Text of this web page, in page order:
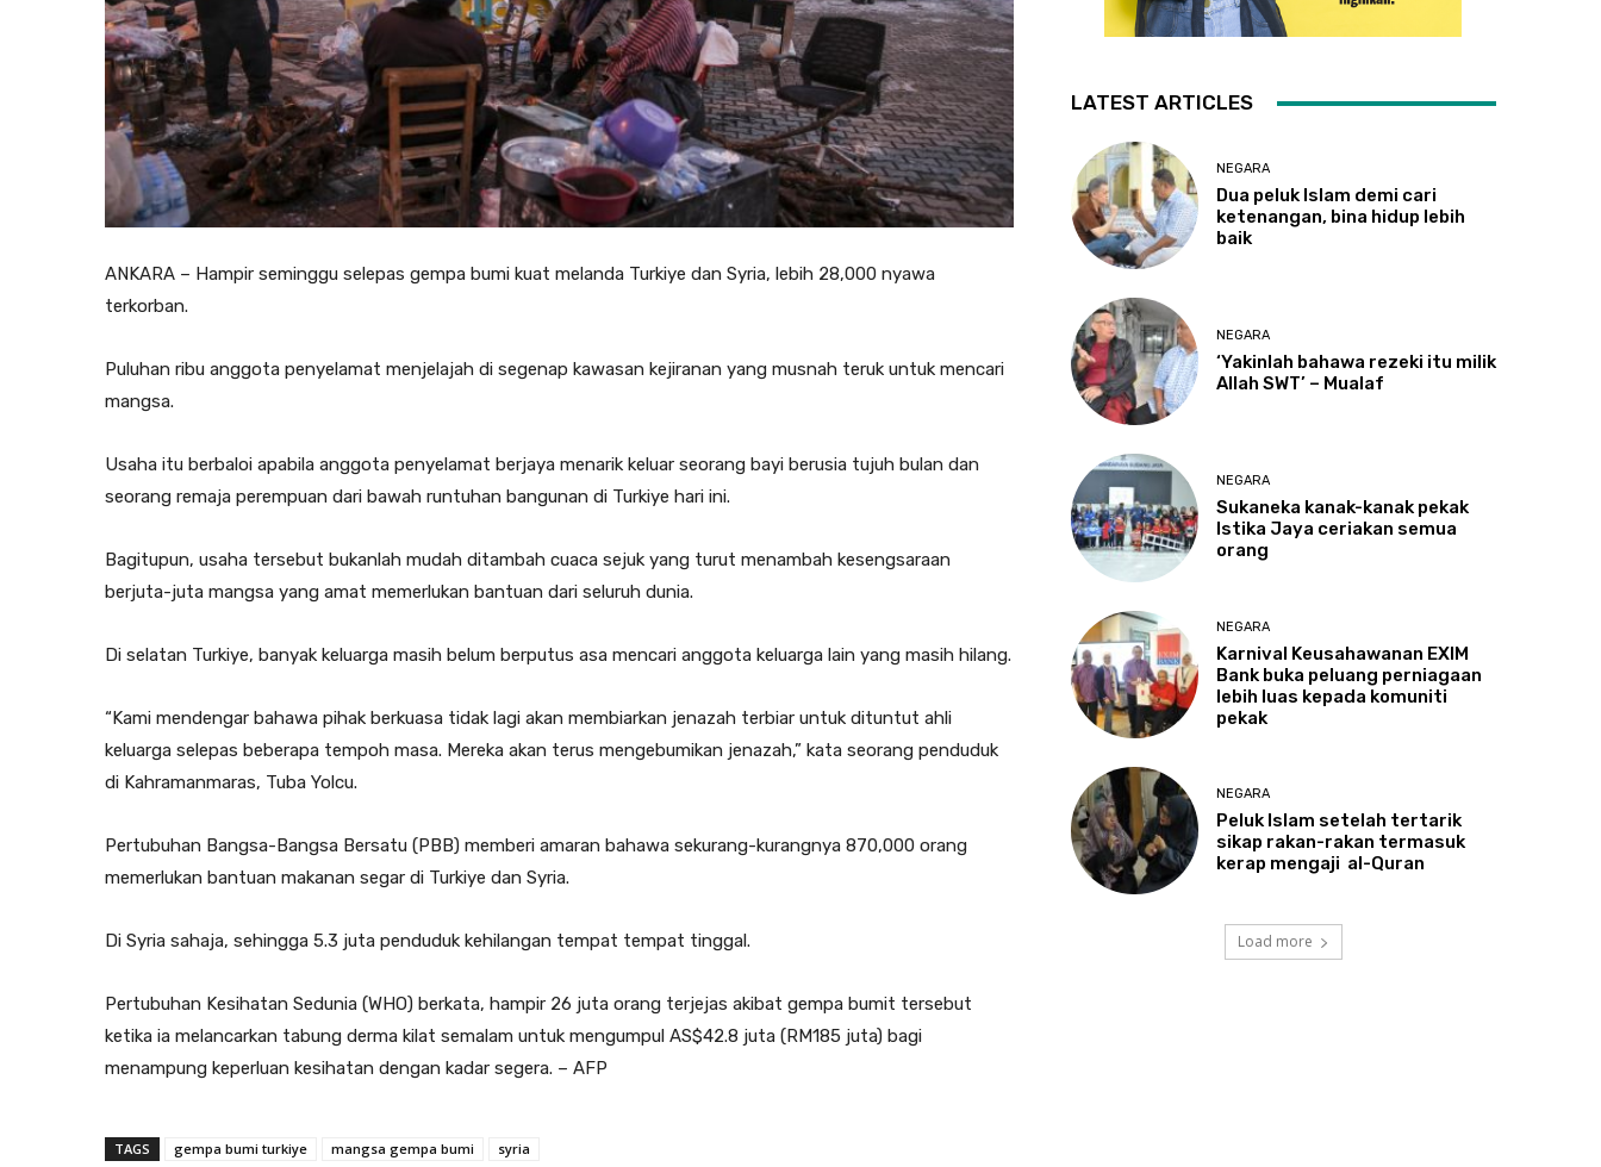
ANKARA – Hampir seminggu selepas gempa bumi kuat melanda Turkiye dan Syria, lebih 28,000 nyawa
terkorban.
Puluhan ribu anggota penyelamat menjelajah di segenap kawasan kejiranan yang musnah teruk untuk mencari
mangsa.
Usaha itu berbaloi apabila anggota penyelamat berjaya menarik keluar seorang bayi berusia tujuh bulan dan
seorang remaja perempuan dari bawah runtuhan bangunan di Turkiye hari ini.
Bagitupun, usaha tersebut bukanlah mudah ditambah cuaca sejuk yang turut menambah kesengsaraan
berjuta-juta mangsa yang amat memerlukan bantuan dari seluruh dunia.
Di selatan Turkiye, banyak keluarga masih belum berputus asa mencari anggota keluarga lain yang masih hilang.
“Kami mendengar bahawa pihak berkuasa tidak lagi akan membiarkan jenazah terbiar untuk dituntut ahli
keluarga selepas beberapa tempoh masa. Mereka akan terus mengebumikan jenazah,” kata seorang penduduk
di Kahramanmaras, Tuba Yolcu.
Pertubuhan Bangsa-Bangsa Bersatu (PBB) memberi amaran bahawa sekurang-kurangnya 870,000 orang
memerlukan bantuan makanan segar di Turkiye dan Syria.
Di Syria sahaja, sehingga 5.3 juta penduduk kehilangan tempat tempat tinggal.
Pertubuhan Kesihatan Sedunia (WHO) berkata, hampir 26 juta orang terjejas akibat gempa bumit tersebut
ketika ia melancarkan tabung derma kilat semalam untuk mengumpul AS$42.8 juta (RM185 juta) bagi
menampung keperluan kesihatan dengan kadar segera. – AFP
TAGS gempa bumi turkiye mangsa gempa bumi syria
LATEST ARTICLES
NEGARA
Dua peluk Islam demi cari
ketenangan, bina hidup lebih
baik
NEGARA
‘Yakinlah bahawa rezeki itu milik
Allah SWT’ – Mualaf
NEGARA
Sukaneka kanak-kanak pekak
Istika Jaya ceriakan semua
orang
NEGARA
Karnival Keusahawanan EXIM
Bank buka peluang perniagaan
lebih luas kepada komuniti
pekak
NEGARA
PelukIslam setelah tertarik
sikap rakan-rakan termasuk
kerap mengaji al-Quran
Load more